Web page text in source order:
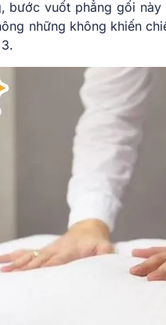
bước vuốt phẳng gối
những không khiến